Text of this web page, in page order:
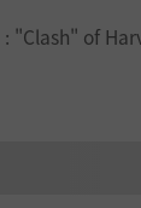
: "Clash" of